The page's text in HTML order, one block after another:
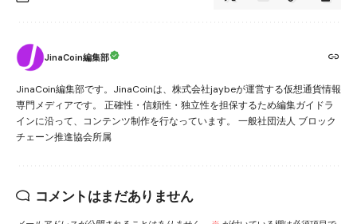
JinaCoin編集部
JinaCoin編集部です。JinaCoinは、株式会社jaybeが運営する仮想通貨情報
専門メディアです。 正確性・信頼性・独立性を担保するため編集ガイドラ
インに沿って、コンテンツ制作を行なっています。 一般社団法人 ブロック
チェーン推進協会所属
コメントはまだありません